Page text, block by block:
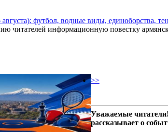
футбол, водные виды, единоборства,
читателей информационную повестку
>>
Уважаемые
рассказывает о